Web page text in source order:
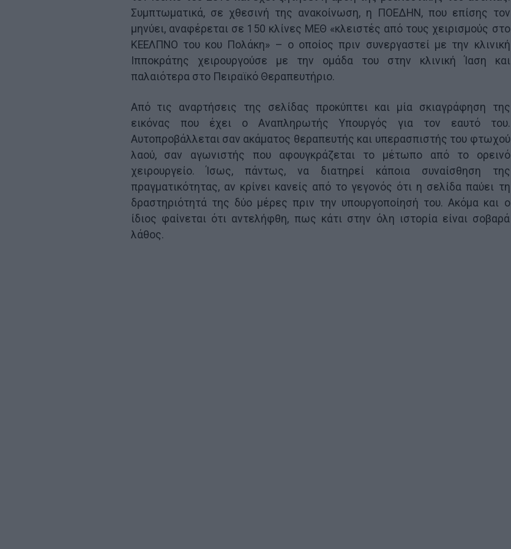
Συμπτωματικά, σε χθεσινή της ανακοίνωση, η ΠΟΕΔΗΝ, που επίσης τον
μηνύει, αναφέρεται σε 150 κλίνες ΜΕΘ «κλειστές από τους χειρισμούς στο
ΚΕΕΛΠΝΟ του κου Πολάκη» – ο οποίος πριν συνεργαστεί με την κλινική
Ιπποκράτης χειρουργούσε με την ομάδα του στην κλινική Ίαση και
παλαιότερα στο Πειραϊκό Θεραπευτήριο.
Από τις αναρτήσεις της σελίδας προκύπτει και μία σκιαγράφηση της
εικόνας που έχει ο Αναπληρωτής Υπουργός για τον εαυτό του.
Αυτοπροβάλλεται σαν ακάματος θεραπευτής και υπερασπιστής του φτωχού
λαού, σαν αγωνιστής που αφουγκράζεται το μέτωπο από το ορεινό
χειρουργείο. Ίσως, πάντως, να διατηρεί κάποια συναίσθηση της
πραγματικότητας, αν κρίνει κανείς από το γεγονός ότι η σελίδα παύει τη
δραστηριότητά της δύο μέρες πριν την υπουργοποίησή του. Ακόμα και ο
ίδιος φαίνεται ότι αντελήφθη, πως κάτι στην όλη ιστορία είναι σοβαρά
λάθος.